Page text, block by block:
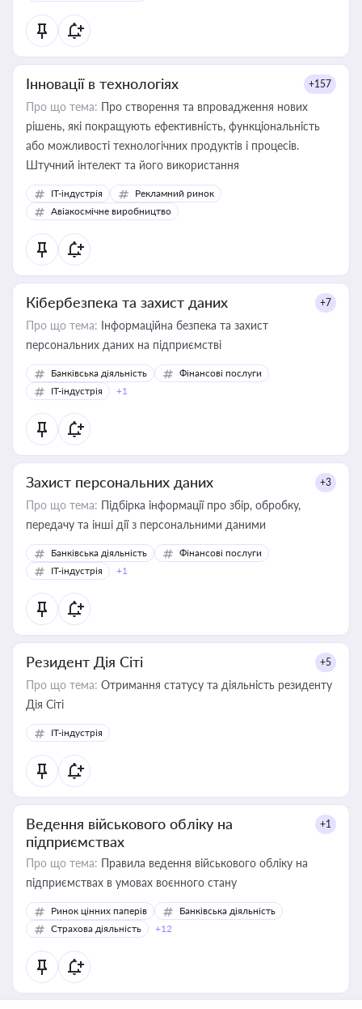
Інновації в технологіях +157
Про що тема: Про створення та впровадження нових
рішень, які покращують ефективність, функціональність
або можливості технологічних продуктів і процесів.
Штучний інтелект та його використання
IT-індустрія
Рекламний ринок
Авіакосмічне виробництво
Кібербезпека та захист даних +7
Про що тема: Інформаційна безпека та захист
персональних даних на підприємстві
Банківська діяльність
Фінансові послуги
IT-індустрія
+1
Захист персональних даних +3
Про що тема: Підбірка інформації про збір, обробку,
передачу та інші дії з персональними даними
Банківська діяльність
Фінансові послуги
IT-індустрія
+1
Резидент Дія Сіті +5
Про що тема: Отримання статусу та діяльність резиденту
Дія Сіті
IT-індустрія
Ведення військового обліку на
підприємствах
+1
Про що тема: Правила ведення військового обліку на
підприємствах в умовах воєнного стану
Ринок цінних паперів
Банківська діяльність
Страхова діяльність
+12